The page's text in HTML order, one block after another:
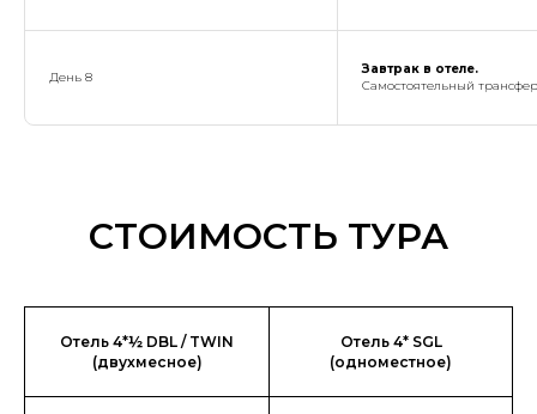
День 8
Завтрак в отеле.
Самостоятельный
СТОИМОСТЬ ТУРА
Отель 4*½ DBL / TWIN
(двухмесное)
Отель 4* SGL
(одноместное)